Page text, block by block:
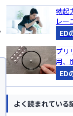
勃起
レー
ED
プリ
用、
ED
よく読まれている